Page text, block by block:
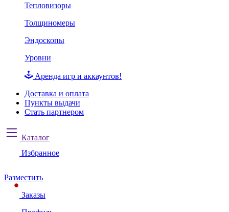
Тепловизоры
Толщиномеры
Эндоскопы
Уровни
Аренда игр и аккаунтов!
Доставка и оплата
Пункты выдачи
Стать партнером
Каталог
Избранное
Разместить
Заказы